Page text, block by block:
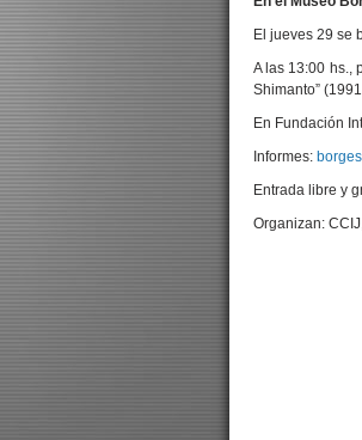
El jueves 29 se
A las 13:00 hs.,
Shimanto”
En Fundación
Informes:
Entrada libre y
Organizan: